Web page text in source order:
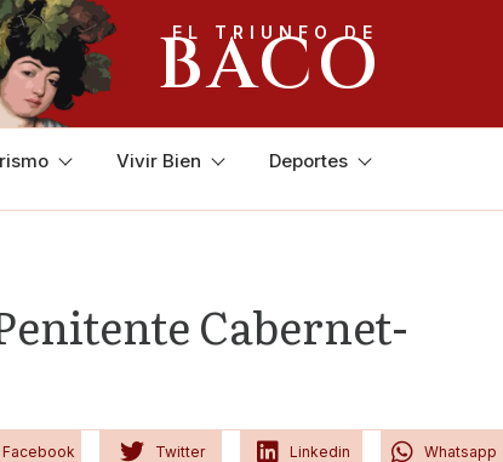
EL TRIUNFO DE
BACO
Vivir Bien Deportes
Cabernet-
Facebook Twitter Linkedin Whatsapp